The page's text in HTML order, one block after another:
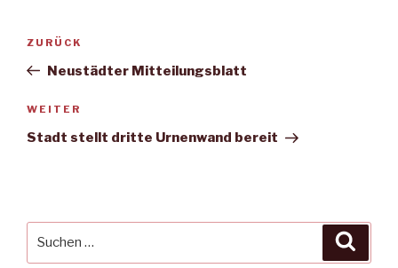
Beitragsnavigation
Vorheriger
Beitrag
ZURÜCK
Neustädter Mitteilungsblatt
Nächster
Beitrag
WEITER
Stadt stellt dritte Urnenwand bereit